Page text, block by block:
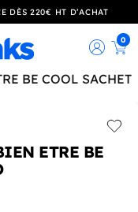
DÈS 220€ HT D’ACHAT
0
ETRE BE